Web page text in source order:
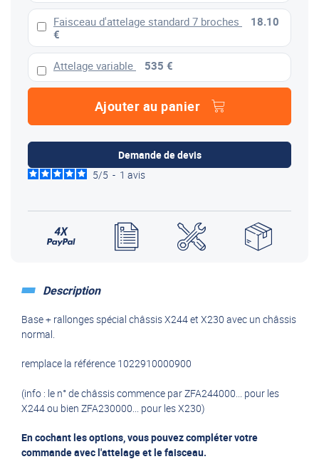
Faisceau d'attelage standard 7 broches
18.10
€
Attelage variable 535 €
Ajouter au panier
Demande de devis
5/5 - 1 avis
Description
Base + rallonges spécial châssis X244 et X230 avec un châssis
normal.
remplace la référence 1022910000900
(info : le n° de châssis commence par ZFA244000... pour les
X244 ou bien ZFA230000... pour les X230)
En cochant les options, vous pouvez compléter votre
commande avec l'attelage et le faisceau.